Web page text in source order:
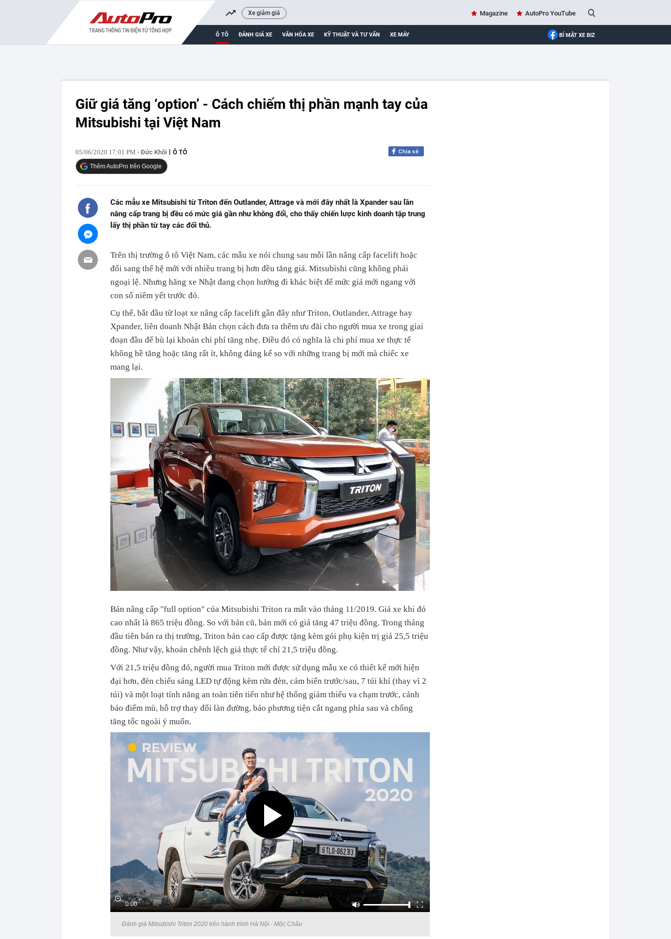
Xe giảm giá Magazine AutoPro YouTube
Ô TÔ ĐÁNH GIÁ XE VĂN HÓA XE KỸ THUẬT VÀ TƯ VẤN XE MÁY BÍ MẬT XE BIZ
Giữ giá tăng ‘option’ - Cách chiếm thị phần mạnh tay của
Mitsubishi tại Việt Nam
05/06/2020 17:01 PM - Đức Khôi Ô TÔ Chia sẻ
Thêm AutoPro trên Google
Các mẫu xe Mitsubishi từ Triton đến Outlander, Attrage và mới đây nhất là Xpander sau lần
nâng cấp trang bị đều có mức giá gần như không đổi, cho thấy chiến lược kinh doanh tập trung
lấy thị phần từ tay các đối thủ.
Trên thị trường ô tô Việt Nam, các mẫu xe nói chung sau mỗi lần nâng cấp facelift hoặc
đổi sang thế hệ mới với nhiều trang bị hơn đều tăng giá. Mitsubishi cũng không phải
ngoại lệ. Nhưng hãng xe Nhật đang chọn hướng đi khác biệt để mức giá mới ngang với
con số niêm yết trước đó.
Cụ thể, bắt đầu từ loạt xe nâng cấp facelift gần đây như Triton, Outlander, Attrage hay
Xpander, liên doanh Nhật Bản chọn cách đưa ra thêm ưu đãi cho người mua xe trong giai
đoạn đầu để bù lại khoản chi phí tăng nhẹ. Điều đó có nghĩa là chi phí mua xe thực tế
không hề tăng hoặc tăng rất ít, không đáng kể so với những trang bị mới mà chiếc xe
mang lại.
Bản nâng cấp "full option" của Mitsubishi Triton ra mắt vào tháng 11/2019. Giá xe khi đó
cao nhất là 865 triệu đồng. So với bản cũ, bản mới có giá tăng 47 triệu đồng. Trong tháng
đầu tiên bán ra thị trường, Triton bản cao cấp được tặng kèm gói phụ kiện trị giá 25,5 triệu
đồng. Như vậy, khoản chênh lệch giá thực tế chỉ 21,5 triệu đồng.
Với 21,5 triệu đồng đó, người mua Triton mới được sử dụng mẫu xe có thiết kế mới hiện
đại hơn, đèn chiếu sáng LED tự động kèm rửa đèn, cảm biến trước/sau, 7 túi khí (thay vì 2
túi) và một loạt tính năng an toàn tiên tiến như hệ thống giảm thiểu va chạm trước, cảnh
báo điểm mù, hỗ trợ thay đổi làn đường, báo phương tiện cắt ngang phía sau và chống
tăng tốc ngoài ý muốn.
0:00
Đánh giá Mitsubishi Triton 2020 trên hành trình Hà Nội - Mộc Châu